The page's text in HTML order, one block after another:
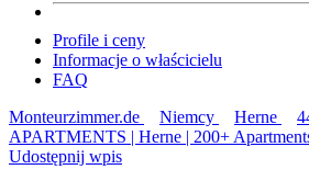
Profile i ceny
Informacje o właścicielu
FAQ
Monteurzimmer.de
Niemcy Herne
APARTMENTS | Herne | 200+
Udostępnij wpis